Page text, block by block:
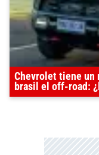
Chevrolet tiene un
brasil el off-road: